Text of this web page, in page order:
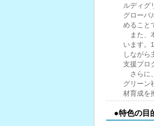
ルディグ
グローバ
めること
また、
います。
しながら
支援プロ
さらに
グリーン
材育成を
●特色の目